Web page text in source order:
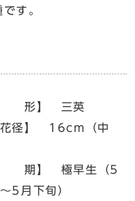
す。
形】 三英
花径】 16cm（中
期】 極早生（5
5月下旬）